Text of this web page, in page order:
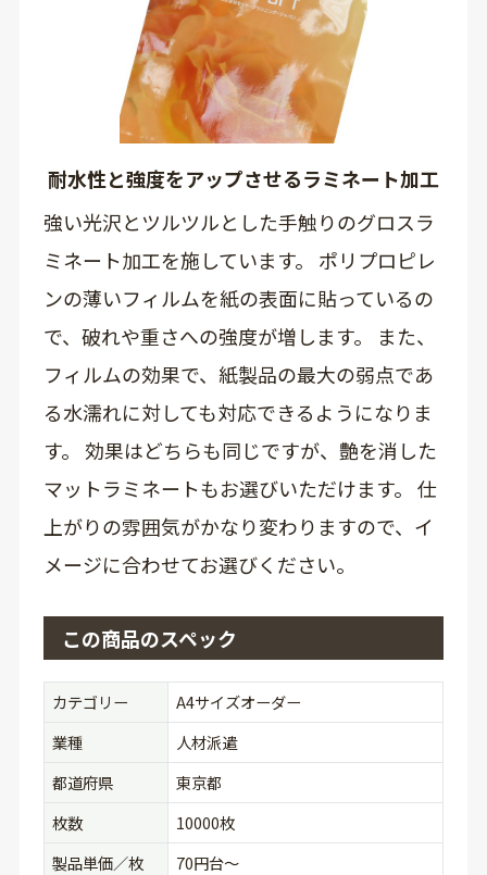
耐水性と強度をアップさせるラミネート加工
強い光沢とツルツルとした手触りのグロスラ
ミネート加工を施しています。 ポリプロピレ
ンの薄いフィルムを紙の表面に貼っているの
で、破れや重さへの強度が増します。 また、
フィルムの効果で、紙製品の最大の弱点であ
る水濡れに対しても対応できるようになりま
す。 効果はどちらも同じですが、艶を消した
マットラミネートもお選びいただけます。 仕
上がりの雰囲気がかなり変わりますので、イ
メージに合わせてお選びください。
この商品のスペック
カテゴリー
A4サイズオーダー
業種
人材派遣
都道府県
東京都
枚数
10000枚
製品単価／枚
70円台〜